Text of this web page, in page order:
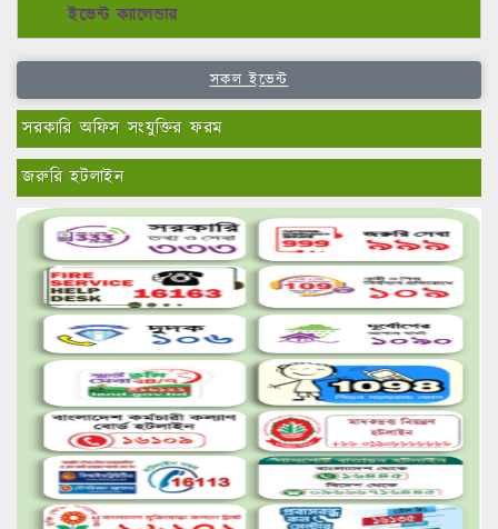
ইভেন্ট ক্যালেন্ডার
সকল ইভেন্ট
সরকারি অফিস সংযুক্তির ফরম
জরুরি হটলাইন